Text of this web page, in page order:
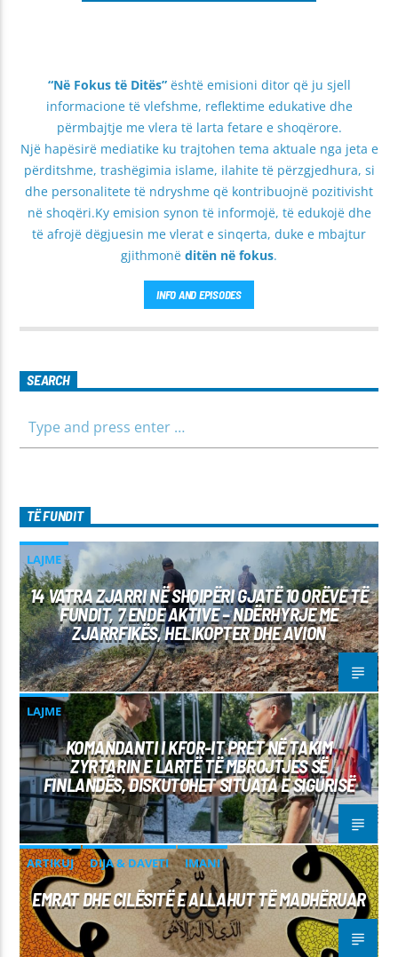
“Në Fokus të Ditës”është emisioni ditor që ju sjell
informacione të vlefshme, reflektime edukative dhe
përmbajtje me vlera të larta fetare e shoqërore.
Një hapësirë mediatike ku trajtohen tema aktuale nga jeta e
përditshme, trashëgimia islame, ilahite të përzgjedhura, si
dhe personalitete të ndryshme që kontribuojnë pozitivisht
në shoqëri.Ky emision synon të informojë, të edukojë dhe
të afrojë dëgjuesin me vlerat e sinqerta, duke e mbajtur
gjithmonë ditën në fokus.
INFO AND EPISODES
SEARCH
TË FUNDIT
LAJME
14 VATRA ZJARRI NË SHQIPËRI GJATË 10 ORËVE TË
FUNDIT, 7 ENDE AKTIVE – NDËRHYRJE ME
ZJARRFIKËS, HELIKOPTER DHE AVION
LAJME
KOMANDANTI I KFOR-IT PRET NË TAKIM
ZYRTARIN E LARTË TË MBROJTJES SË
FINLANDËS, DISKUTOHET SITUATA E SIGURISË
ARTIKUJ DIJA & DAVETI IMANI
EMRAT DHE CILËSITË E ALLAHUT TË MADHËRUAR